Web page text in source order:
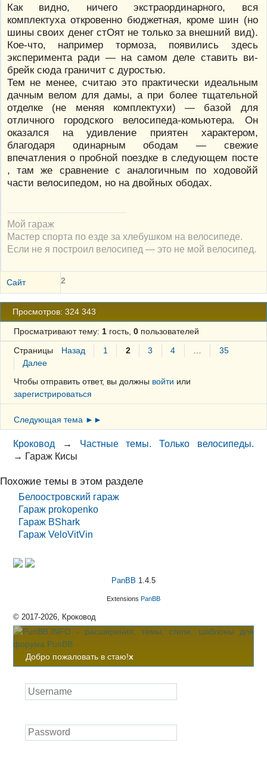
Как видно, ничего экстраординарного, вся
комплектуха откровенно бюджетная, кроме шин (но
шины своих денег стОят не только за внешний вид).
Кое-что, например тормоза, появились здесь
эксперимента ради — на самом деле ставить ви-
брейк сюда граничит с дуростью.
Тем не менее, считаю это практически идеальным
дачным велом для дамы, а при более тщательной
отделке (не меняя комплектухи) — базой для
отличного городского велосипеда-комьютера. Он
оказался на удивление приятен характером,
благодаря одинарным ободам — свежие
впечатления о пробной поездке в следующем посте
, там же сравнение с аналогичным по ходовойй
части велосипедом, но на двойных ободах.
Мой гараж
Мастер спорта по езде за хлебушком на велосипеде.
Если не я построил велосипед — это не мой велосипед.
Сайт 2
Просмотров: 324 343
Просматривают тему: 1гость, 0пользователей
Страницы Назад 1 2 3 4 …
35
Далее
Чтобы отправить ответ, вы должны войти или
зарегистрироваться
Следующая тема ►►
Кроковод → Частные темы. Только велосипеды.
→ Гараж Кисы
Похожие темы в этом разделе
Белоостровский гараж
Гараж prokopenko
Гараж BShark
Гараж VeloVitVin
PanBB 1.4.5
Extensions PanBB
© 2017-2026, Кроковод
Добро пожаловать в стаю!x